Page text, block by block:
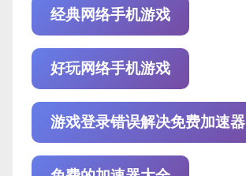
经典网络手机游戏
好玩网络手机游戏
游戏登录错误解决免费加速器